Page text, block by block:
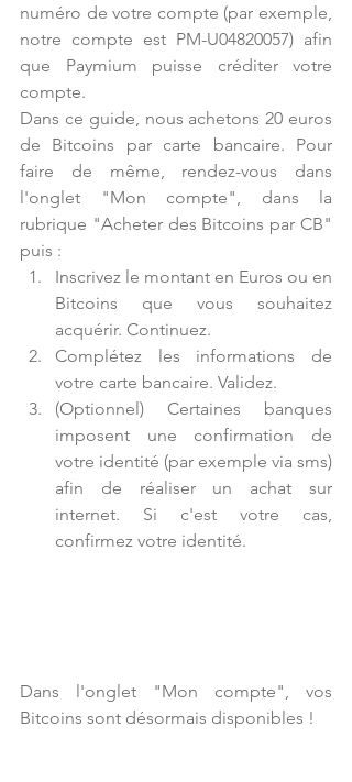
numéro de votre compte (par exemple,
notre compte est PM-U04820057) afin
que Paymium puisse créditer votre
compte.
Dans ce guide, nous achetons 20 euros
de Bitcoins par carte bancaire. Pour
faire de même, rendez-vous dans
l'onglet "Mon compte", dans la
rubrique "Acheter des Bitcoins par CB"
puis :
Inscrivez le montant en Euros ou en
Bitcoins que vous souhaitez
acquérir. Continuez.
Complétez les informations de
votre carte bancaire. Validez.
(Optionnel) Certaines banques
imposent une confirmation de
votre identité (par exemple via sms)
afin de réaliser un achat sur
internet. Si c'est votre cas,
confirmez votre identité.
Dans l'onglet "Mon compte", vos
Bitcoins sont désormais disponibles !